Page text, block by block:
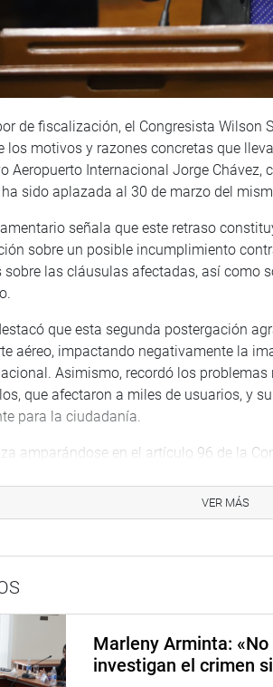
de fiscalización, el Congresista
los motivos y razones concretas que
Aeropuerto Internacional Jorge
sido aplazada al 30 de marzo del
señala que este retraso
sobre un posible incumplimiento
sobre las cláusulas afectadas, así como
que esta segunda postergación
aéreo, impactando negativamente la
Asimismo, recordó los
que afectaron a miles de usuarios, y
para la ciudadanía.
amparándose en el artículo 96 de la
VER MÁS
Marleny Arminta:
investigan el crimen